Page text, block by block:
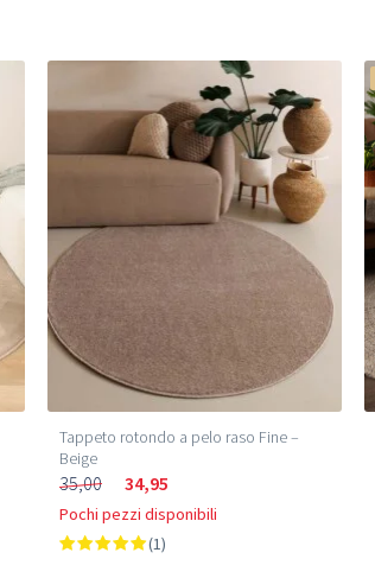
Tappeto rotondo a pelo raso Fine –
Beige
35,00 34,95
Pochi pezzi disponibili
(1)